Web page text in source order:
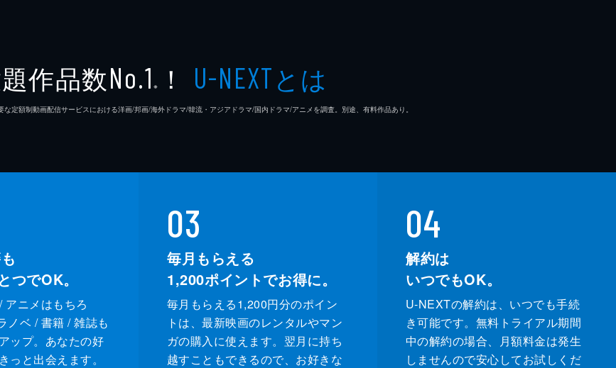
作品数No.1 ※ ！ U-NEXTとは
定額制動画配信サービスにおける洋画/邦画/海外ドラマ/韓流・アジアドラマ/国内ドラマ/アニメを調査。別途、有料作品あり。
つでOK。
アニメはもちろ
ノベ / 書籍 / 雑誌も
ップ。あなたの好
っと出会えます。
03
毎月もらえる
1,200ポイントでお得に。
毎月もらえる1,200円分のポイン
トは、最新映画のレンタルやマン
ガの購入に使えます。翌月に持ち
越すこともできるので、お好きな
04
解約は
いつでもOK。
U-NEXTの解約は、いつでも手続
き可能です。無料トライアル期間
中の解約の場合、月額料金は発生
しませんので安心してお試しくだ